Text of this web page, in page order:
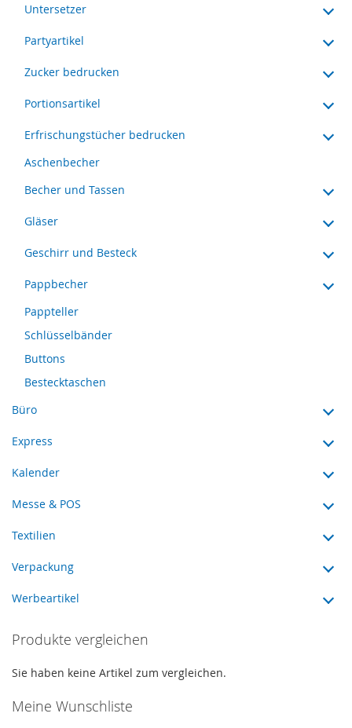
Untersetzer
Partyartikel
Zucker bedrucken
Portionsartikel
Erfrischungstücher bedrucken
Aschenbecher
Becher und Tassen
Gläser
Geschirr und Besteck
Pappbecher
Pappteller
Schlüsselbänder
Buttons
Bestecktaschen
Büro
Express
Kalender
Messe & POS
Textilien
Verpackung
Werbeartikel
Produkte vergleichen
Sie haben keine Artikel zum vergleichen.
Meine Wunschliste